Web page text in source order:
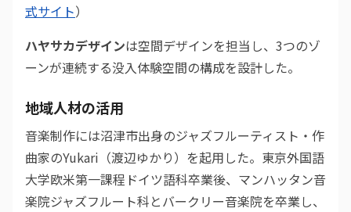
式サイト）
ハヤサカデザインは空間デザインを担当し、3つのゾ
ーンが連続する没入体験空間の構成を設計した。
地域人材の活用
音楽制作には沼津市出身のジャズフルーティスト・作
曲家のYukari（渡辺ゆかり）を起用した。東京外国語
大学欧米第一課程ドイツ語科卒業後、マンハッタン音
楽院ジャズフルート科とバークリー音楽院を卒業し、